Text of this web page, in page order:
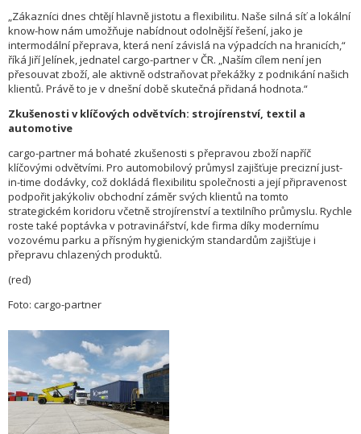
„Zákazníci dnes chtějí hlavně jistotu a flexibilitu. Naše silná síť a lokální
know-how nám umožňuje nabídnout odolnější řešení, jako je
intermodální přeprava, která není závislá na výpadcích na hranicích,“
říká Jiří Jelínek, jednatel cargo-partner v ČR. „Naším cílem není jen
přesouvat zboží, ale aktivně odstraňovat překážky z podnikání našich
klientů. Právě to je v dnešní době skutečná přidaná hodnota.“
Zkušenosti v klíčových odvětvích: strojírenství, textil a
automotive
cargo-partner má bohaté zkušenosti s přepravou zboží napříč
klíčovými odvětvími. Pro automobilový průmysl zajišťuje precizní just-
in-time dodávky, což dokládá flexibilitu společnosti a její připravenost
podpořit jakýkoliv obchodní záměr svých klientů na tomto
strategickém koridoru včetně strojírenství a textilního průmyslu. Rychle
roste také poptávka v potravinářství, kde firma díky modernímu
vozovému parku a přísným hygienickým standardům zajišťuje i
přepravu chlazených produktů.
(red)
Foto: cargo-partner